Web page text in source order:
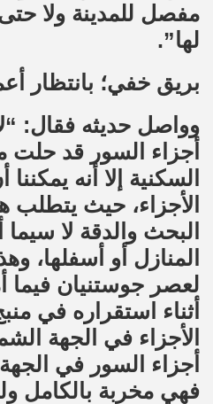
مفصل للمدينة ولا
لها”.
بريق خفي؛ بانتظار
وواصل حديثه فقال:
أجزاء السور قد حلت
السكنية إلا أنه
الأجزاء، حيث يتطلب
البحث والدقة لا سيما
المنازل أو أسفلها،
لعصر جوستنيان فيما
أثناء استقراره في
الأجزاء في الجهة
أجزاء السور في الجهة
فهي مخربة بالكامل